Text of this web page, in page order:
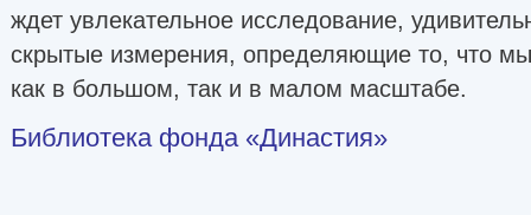
ждет увлекательное исследование,
скрытые измерения, определяющие то, что
как в большом, так и в малом масштабе.
Библиотека фонда «Династия»